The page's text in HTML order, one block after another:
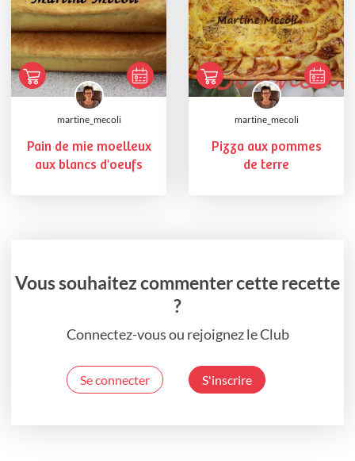
martine_mecoli
Pain de mie moelleux
aux blancs d'oeufs
martine_mecoli
Pizza aux pommes
de terre
Vous souhaitez commenter cette recette
?
Connectez-vous ou rejoignez le Club
Se connecter S'inscrire